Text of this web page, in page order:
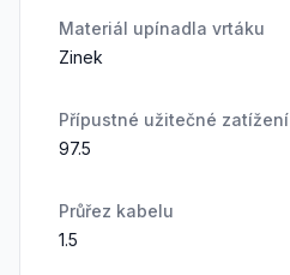
Materiál upínadla vrtáku
Zinek
Přípustné užitečné zatížení
97.5
Průřez kabelu
1.5